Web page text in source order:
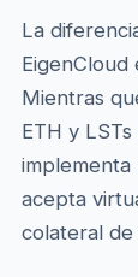
La
EigenCloud
Mientras
ETH y
implementa
acepta
colateral de